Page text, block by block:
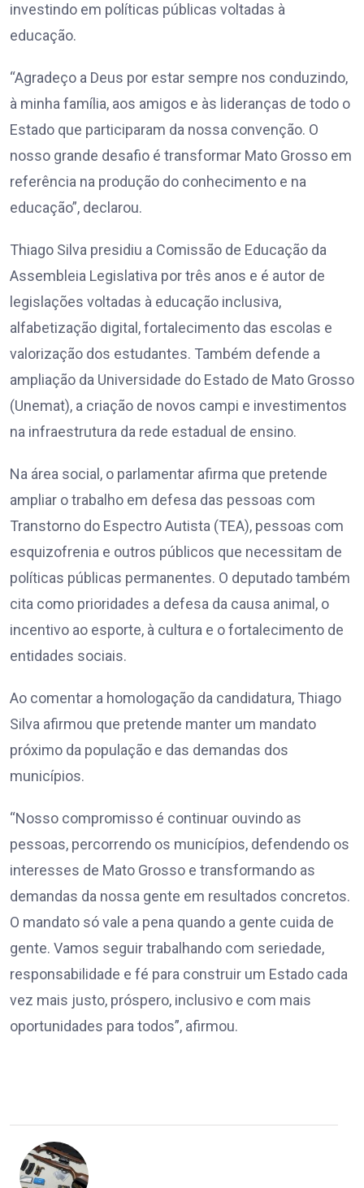
investindo em políticas públicas voltadas à
educação.
“Agradeço a Deus por estar sempre nos conduzindo,
à minha família, aos amigos e às lideranças de todo o
Estado que participaram da nossa convenção. O
nosso grande desafio é transformar Mato Grosso em
referência na produção do conhecimento e na
educação”, declarou.
Thiago Silva presidiu a Comissão de Educação da
Assembleia Legislativa por três anos e é autor de
legislações voltadas à educação inclusiva,
alfabetização digital, fortalecimento das escolas e
valorização dos estudantes. Também defende a
ampliação da Universidade do Estado de Mato Grosso
(Unemat), a criação de novos campi e investimentos
na infraestrutura da rede estadual de ensino.
Na área social, o parlamentar afirma que pretende
ampliar o trabalho em defesa das pessoas com
Transtorno do Espectro Autista (TEA), pessoas com
esquizofrenia e outros públicos que necessitam de
políticas públicas permanentes. O deputado também
cita como prioridades a defesa da causa animal, o
incentivo ao esporte, à cultura e o fortalecimento de
entidades sociais.
Ao comentar a homologação da candidatura, Thiago
Silva afirmou que pretende manter um mandato
próximo da população e das demandas dos
municípios.
“Nosso compromisso é continuar ouvindo as
pessoas, percorrendo os municípios, defendendo os
interesses de Mato Grosso e transformando as
demandas da nossa gente em resultados concretos.
O mandato só vale a pena quando a gente cuida de
gente. Vamos seguir trabalhando com seriedade,
responsabilidade e fé para construir um Estado cada
vez mais justo, próspero, inclusivo e com mais
oportunidades para todos”, afirmou.